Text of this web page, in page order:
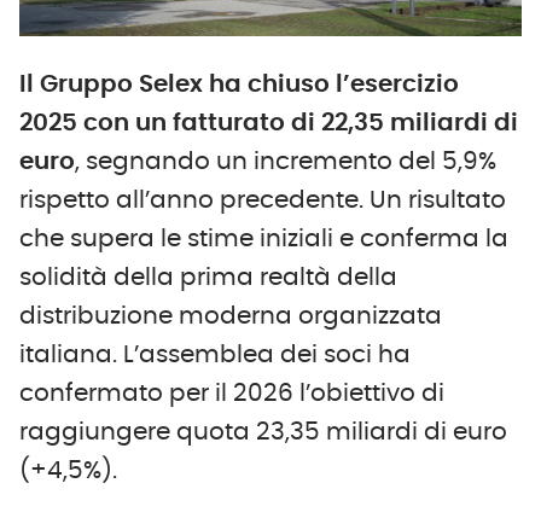
Il Gruppo Selex ha chiuso l’esercizio
2025 con un fatturato di 22,35 miliardi di
euro, segnando un incremento del 5,9%
rispetto all’anno precedente. Un risultato
che supera le stime iniziali e conferma la
solidità della prima realtà della
distribuzione moderna organizzata
italiana. L’assemblea dei soci ha
confermato per il 2026 l’obiettivo di
raggiungere quota 23,35 miliardi di euro
(+4,5%).